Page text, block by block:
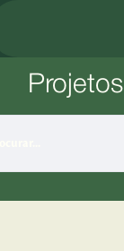
principal
Projetos